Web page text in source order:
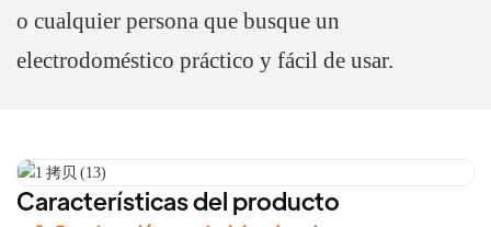
o cualquier persona que busque un
electrodoméstico práctico y fácil de usar.
Características del producto